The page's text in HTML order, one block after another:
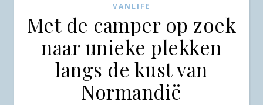
VANLIFE
Met de camper op zoek
naar unieke plekken
langs de kust van
Normandië